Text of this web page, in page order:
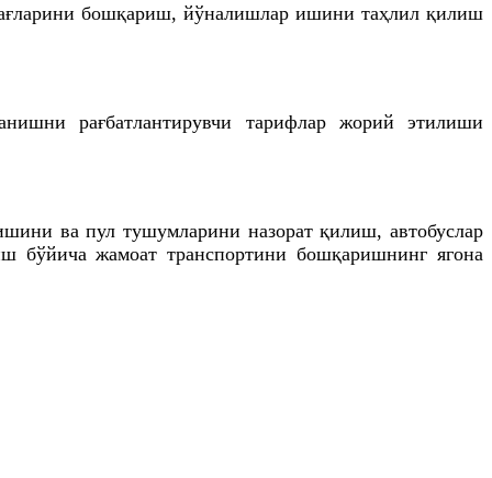
бошқариш, йўналишлар ишини таҳлил қилиш
рағбатлантирувчи тарифлар жорий этилиши
ва пул тушумларини назорат қилиш, автобуслар
бўйича жамоат транспортини бошқаришнинг ягона